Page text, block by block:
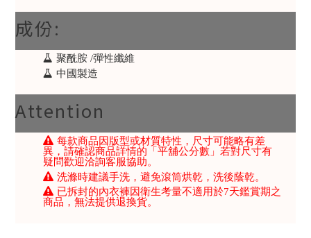
成份:
聚酰胺 /彈性纖維
中國製造
Attention
每款商品因版型或材質特性，尺寸可能略有差
異，請確認商品詳情的「平舖公分數」若對尺寸有
疑問歡迎洽詢客服協助。
洗滌時建議手洗，避免滾筒烘乾，洗後蔭乾。
已拆封的內衣褲因衛生考量不適用於7天鑑賞期之
商品，無法提供退換貨。